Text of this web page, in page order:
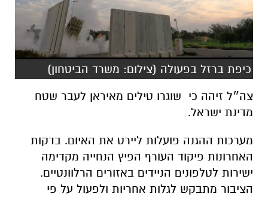
כיפת ברזל בפעולה (צילום: משרד הביטחון)
צה״ל זיהה כי שוגרו טילים מאיראן לעבר שטח
מדינת ישראל.
מערכות ההגנה פועלות ליירט את האיום. בדקות
האחרונות פיקוד העורף הפיץ הנחייה מקדימה
ישירות לטלפונים הניידים באזורים הרלוונטיים.
הציבור מתבקש לגלות אחריות ולפעול על פי